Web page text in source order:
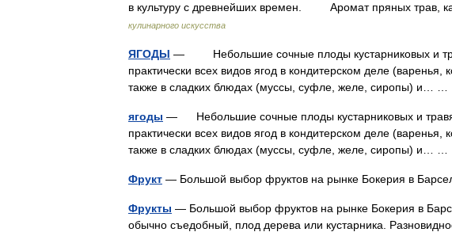
в культуру с древнейших времен. Аромат пряных трав,
кулинарного искусства
ЯГОДЫ — Небольшие сочные плоды кустарниковых и
практически всех видов ягод в кондитерском деле
также в сладких блюдах (муссы, суфле, желе, сиропы) и… …
ягоды — Небольшие сочные плоды кустарниковых и
практически всех видов ягод в кондитерском деле
также в сладких блюдах (муссы, суфле, желе, сиропы) и… …
Фрукт — Большой выбор фруктов на рынке Бокерия в
Фрукты — Большой выбор фруктов на рынке Бокерия в
обычно съедобный, плод дерева или кустарника.